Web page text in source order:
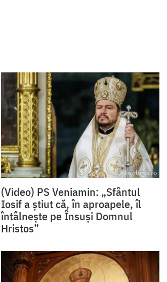
(Video) PS Veniamin: „Sfântul
Iosif a știut că, în aproapele, îl
întâlnește pe Însuși Domnul
Hristos”